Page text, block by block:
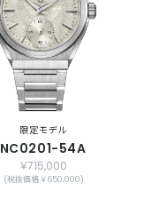
限定モデル
NC0201-54A
￥715,000
(税抜価格 ￥650,000)